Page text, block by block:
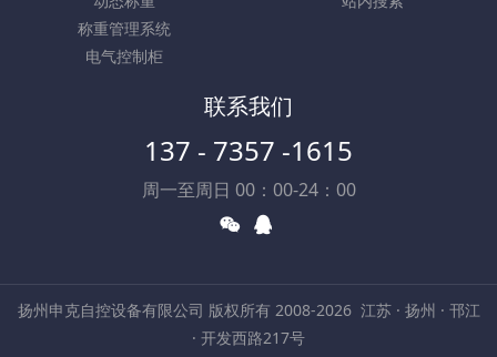
称重管理系统
电气控制柜
联系我们
137 - 7357 -1615
周一至周日 00：00-24：00
扬州申克自控设备有限公司 版权所有 2008-2026 江苏 · 扬州 · 邗江
· 开发西路217号